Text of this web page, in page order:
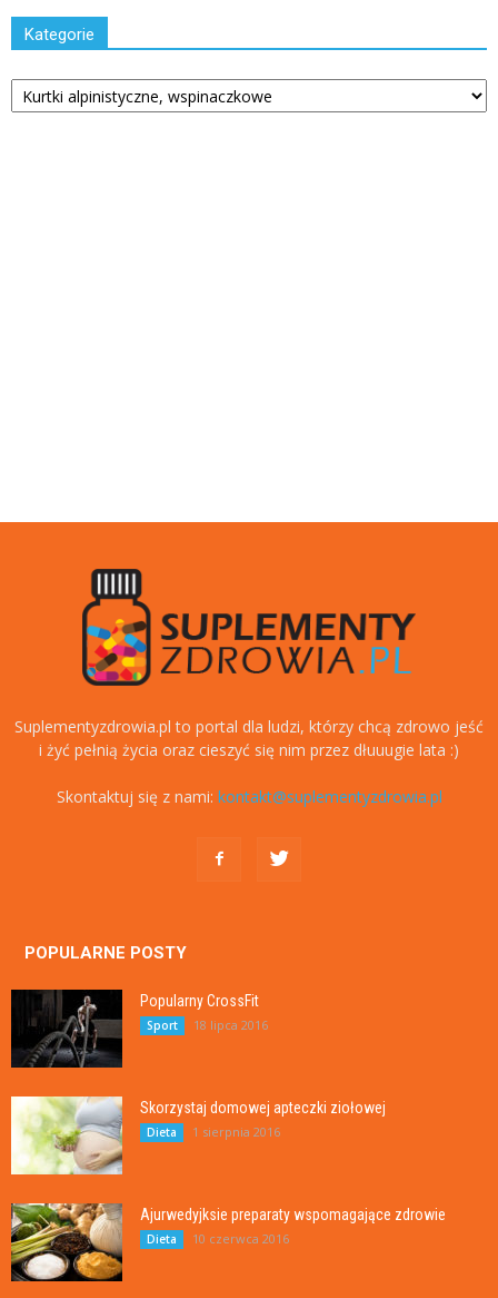
Kategorie
Kategorie
Suplementyzdrowia.pl to portal dla ludzi, którzy chcą zdrowo jeść
i żyć pełnią życia oraz cieszyć się nim przez dłuuugie lata :)
Skontaktuj się z nami: kontakt@suplementyzdrowia.pl
POPULARNE POSTY
Popularny CrossFit
Sport 18 lipca 2016
Skorzystaj domowej apteczki ziołowej
Dieta 1 sierpnia 2016
Ajurwedyjksie preparaty wspomagające zdrowie
Dieta 10 czerwca 2016